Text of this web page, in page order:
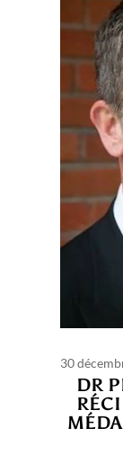
30
DR